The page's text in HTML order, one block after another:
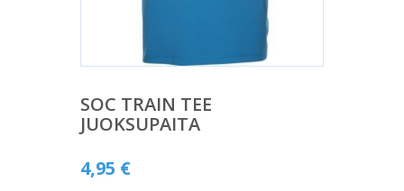
SOC TRAIN TEE
JUOKSUPAITA
4,95 €